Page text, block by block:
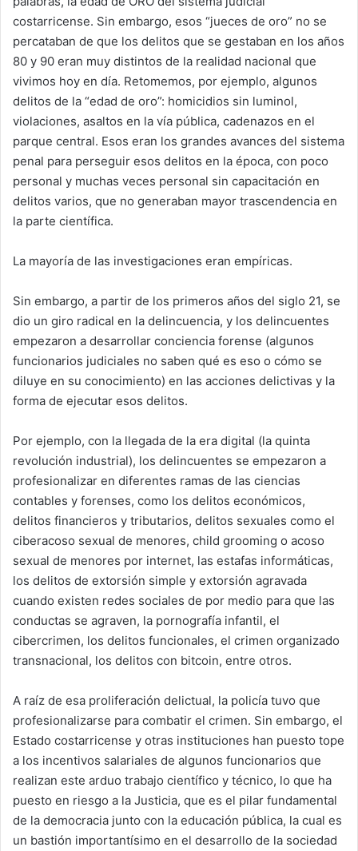
costarricense. Sin embargo, esos “jueces de oro” no se
percataban de que los delitos que se gestaban en los años
80 y 90 eran muy distintos de la realidad nacional que
vivimos hoy en día. Retomemos, por ejemplo, algunos
delitos de la “edad de oro”: homicidios sin luminol,
violaciones, asaltos en la vía pública, cadenazos en el
parque central. Esos eran los grandes avances del sistema
penal para perseguir esos delitos en la época, con poco
personal y muchas veces personal sin capacitación en
delitos varios, que no generaban mayor trascendencia en
la parte científica.
La mayoría de las investigaciones eran empíricas.
Sin embargo, a partir de los primeros años del siglo 21, se
dio un giro radical en la delincuencia, y los delincuentes
empezaron a desarrollar conciencia forense (algunos
funcionarios judiciales no saben qué es eso o cómo se
diluye en su conocimiento) en las acciones delictivas y la
forma de ejecutar esos delitos.
Por ejemplo, con la llegada de la era digital (la quinta
revolución industrial), los delincuentes se empezaron a
profesionalizar en diferentes ramas de las ciencias
contables y forenses, como los delitos económicos,
delitos financieros y tributarios, delitos sexuales como el
ciberacoso sexual de menores, child grooming o acoso
sexual de menores por internet, las estafas informáticas,
los delitos de extorsión simple y extorsión agravada
cuando existen redes sociales de por medio para que las
conductas se agraven, la pornografía infantil, el
cibercrimen, los delitos funcionales, el crimen organizado
transnacional, los delitos con bitcoin, entre otros.
A raíz de esa proliferación delictual, la policía tuvo que
profesionalizarse para combatir el crimen. Sin embargo, el
Estado costarricense y otras instituciones han puesto tope
a los incentivos salariales de algunos funcionarios que
realizan este arduo trabajo científico y técnico, lo que ha
puesto en riesgo a la Justicia, que es el pilar fundamental
de la democracia junto con la educación pública, la cual es
un bastión importantísimo en el desarrollo de la sociedad